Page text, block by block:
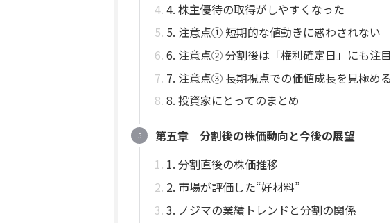
4. 株主優待の取得がしやすくなった
5. 注意点① 短期的な値動きに惑わされない
6. 注意点② 分割後は「権利確定日」にも注目
7. 注意点③ 長期視点での価値成長を見極める
8. 投資家にとってのまとめ
第五章 分割後の株価動向と今後の展望
1. 分割直後の株価推移
2. 市場が評価した“好材料”
3. ノジマの業績トレンドと分割の関係